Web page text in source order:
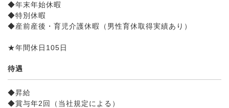
◆年末年始休暇
◆特別休暇
◆産前産後・育児介護休暇（男性育休取得実績あり）
★年間休日105日
待遇
◆昇給
◆賞与年2回（当社規定による）